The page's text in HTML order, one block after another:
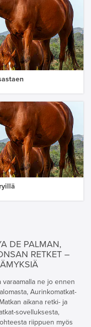
DE PALMAN,
RETKET –
varaamalla ne jo ennen
Aurinkomatkat-
aikana retki- ja
sovelluksesta,
riippuen myös